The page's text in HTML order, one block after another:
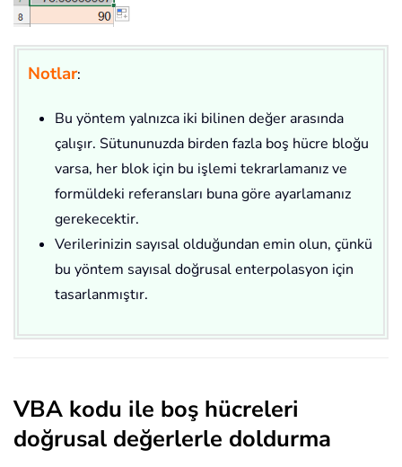
Notlar:
Bu yöntem yalnızca iki bilinen değer arasında
çalışır. Sütununuzda birden fazla boş hücre bloğu
varsa, her blok için bu işlemi tekrarlamanız ve
formüldeki referansları buna göre ayarlamanız
gerekecektir.
Verilerinizin sayısal olduğundan emin olun, çünkü
bu yöntem sayısal doğrusal enterpolasyon için
tasarlanmıştır.
VBA kodu ile boş hücreleri
doğrusal değerlerle doldurma